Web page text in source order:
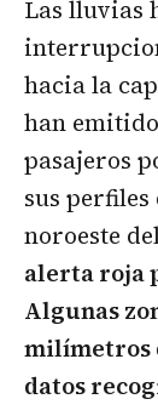
Las lluvias
hacia la
han
pasajeros
sus perfiles
noroeste
alerta roja
Algunas
milímetros
datos